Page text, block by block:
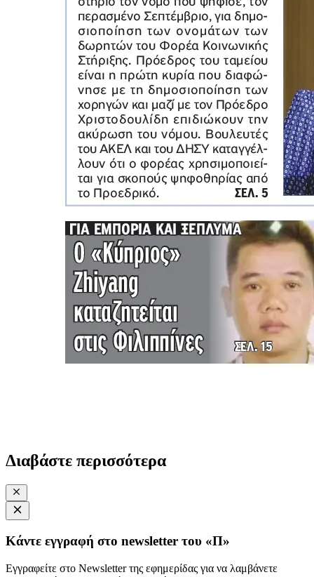
Διαβάστε περισσότερα
Κάντε εγγραφή στο newsletter του «Π»
Εγγραφείτε στο Newsletter της εφημερίδας για να λαμβάνετε